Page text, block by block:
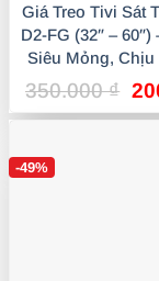
Giá Treo Tivi Sát
D2-FG (32″ – 60″)
Siêu Mỏng, Chịu
350.000₫
-49%